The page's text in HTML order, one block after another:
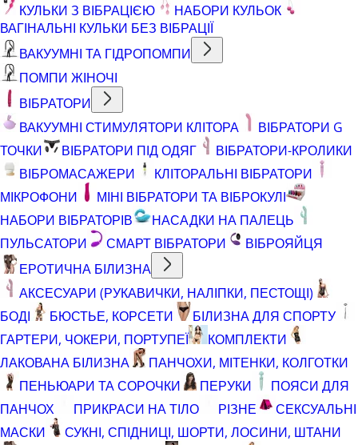
КУЛЬКИ З ВІБРАЦІЄЮ
НАБОРИ КУЛЬОК
ВАГІНАЛЬНІ КУЛЬКИ БЕЗ ВІБРАЦІЇ
ВАКУУМНІ ТА ГІДРОПОМПИ
ПОМПИ ЖІНОЧІ
ВІБРАТОРИ
ВАКУУМНІ СТИМУЛЯТОРИ КЛІТОРА
ВІБРАТОРИ G
ТОЧКИ
ВІБРАТОРИ ПІД ОДЯГ
ВІБРАТОРИ-КРОЛИКИ
ВІБРОМАСАЖЕРИ
КЛІТОРАЛЬНІ ВІБРАТОРИ
МІКРОФОНИ
МІНІ ВІБРАТОРИ ТА ВІБРОКУЛІ
НАБОРИ ВІБРАТОРІВ
НАСАДКИ НА ПАЛЕЦЬ
ПУЛЬСАТОРИ
СМАРТ ВІБРАТОРИ
ВІБРОЯЙЦЯ
ЕРОТИЧНА БІЛИЗНА
АКСЕСУАРИ (РУКАВИЧКИ, НАЛІПКИ, ПЕСТОЩІ)
БОДІ
БЮСТЬЕ, КОРСЕТИ
БІЛИЗНА ДЛЯ СПОРТУ
ГАРТЕРИ, ЧОКЕРИ, ПОРТУПЕЇ
КОМПЛЕКТИ
ЛАКОВАНА БІЛИЗНА
ПАНЧОХИ, МІТЕНКИ, КОЛГОТКИ
ПЕНЬЮАРИ ТА СОРОЧКИ
ПЕРУКИ
ПОЯСИ ДЛЯ
ПАНЧОХ
ПРИКРАСИ НА ТІЛО РІЗНЕ
СЕКСУАЛЬНІ
МАСКИ
СУКНІ, СПІДНИЦІ, ШОРТИ, ЛОСИНИ, ШТАНИ